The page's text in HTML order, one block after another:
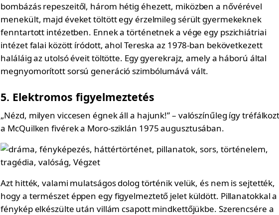
bombázás repeszeitől, három hétig éhezett, miközben a nővérével
menekült, majd éveket töltött egy érzelmileg sérült gyermekeknek
fenntartott intézetben. Ennek a történetnek a vége egy pszichiátriai
intézet falai között íródott, ahol Tereska az 1978-ban bekövetkezett
haláláig az utolsó éveit töltötte. Egy gyerekrajz, amely a háború által
megnyomorított sorsú generáció szimbólumává vált.
5. Elektromos figyelmeztetés
„Nézd, milyen viccesen égnek áll a hajunk!” – valószínűleg így
a McQuilken fivérek a Moro-sziklán 1975 augusztusában.
Azt hitték, valami mulatságos dolog történik velük, és nem is sejtették,
hogy a természet éppen egy figyelmeztető jelet küldött. Pillanatokkal a
fénykép elkészülte után villám csapott mindkettőjükbe. Szerencsére a